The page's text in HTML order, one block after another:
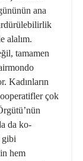
ana
alalım.
tamamen
Kadınların
çok
da ko­
gibi
hem